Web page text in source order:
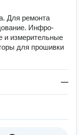
Для ремонта
Инфро-
и измерительные
для прошивки
—